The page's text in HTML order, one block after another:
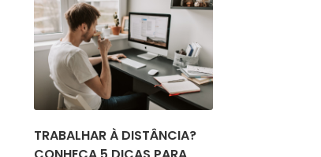
TRABALHAR À DISTÂNCIA?